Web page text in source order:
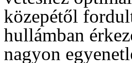
közepétől
hullámban
nagyon